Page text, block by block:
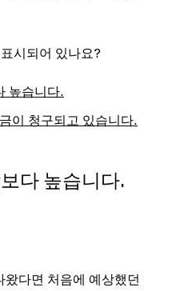
시되어 있나요?
높습니다.
이 청구되고 있습니다.
다 높습니다.
다면 처음에 예상했던